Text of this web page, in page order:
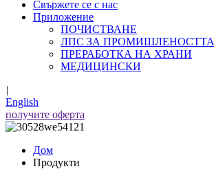
Свържете се с нас
Приложение
ПОЧИСТВАНЕ
ЛПС ЗА ПРОМИШЛЕНОСТТА
ПРЕРАБОТКА НА ХРАНИ
МЕДИЦИНСКИ
|
English
получите оферта
Дом
Продукти